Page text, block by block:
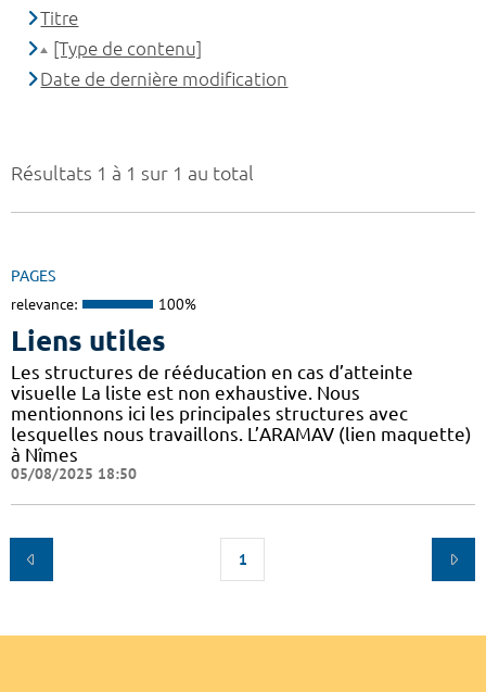
Résultats 1 à 1 sur 1 au total
PAGES
relevance: 100%
Liens utiles
Les structures de rééducation en cas d’atteinte
visuelle La liste est non exhaustive. Nous
mentionnons ici les principales structures avec
lesquelles nous travaillons. L’ARAMAV (lien maquette)
à Nîmes
05/08/2025 18:50
1
Titre
[Type de contenu]
Date de dernière modification